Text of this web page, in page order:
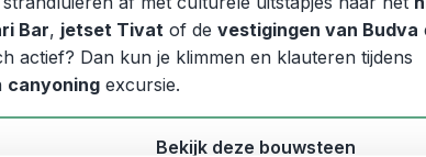
Bar, jetset Tivat of de vestigingen van Budva
actief? Dan kun je klimmen en klauteren tijdens
canyoning excursie.
Bekijk deze bouwsteen